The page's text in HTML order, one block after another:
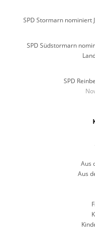
SPD Stormarn nominiert
SPD Südstormarn
SPD
Aus
Aus